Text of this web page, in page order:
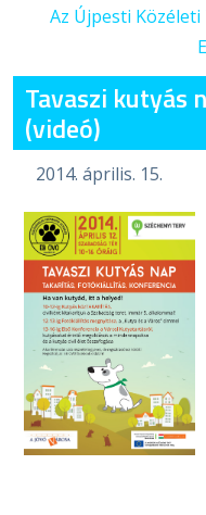
Az Újpesti Közéleti
Tavaszi kutyás
(videó)
2014. április. 15.